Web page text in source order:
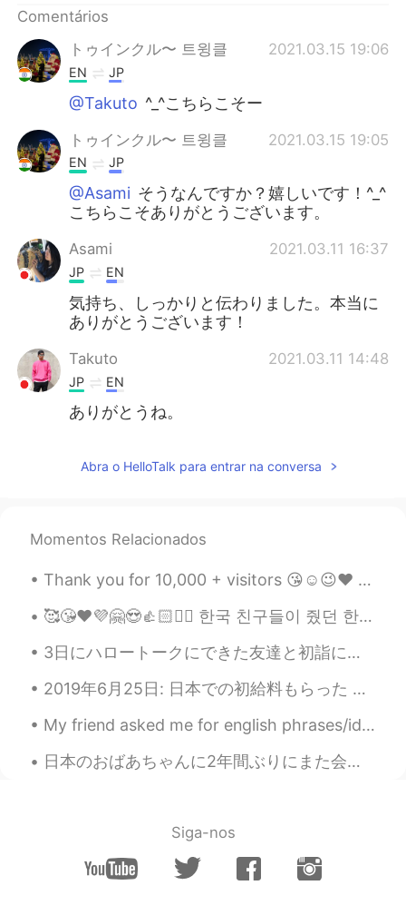
Comentários
トゥインクル〜 트윙클
2021.03.15 19:06
EN JP
@Takuto ^_^こちらこそー
トゥインクル〜 트윙클 2021.03.15 19:05
EN JP
@Asami そうなんですか？嬉しいです！^_^
こちらこそありがとうございます。
Asami 2021.03.11 16:37
JP EN
気持ち、しっかりと伝わりました。本当に
ありがとうございます！
Takuto 2021.03.11 14:48
JP EN
ありがとうね。
Abra o HelloTalk para entrar na conversa
Momentos Relacionados
Thank you for 10,000 + visitors 😘☺️😉❤️ Within 2months 🎂🍫🍜🍣🥓🍔 If someone gets in the way of ...
🥰😘❤️💜🤗😍👍🏻✌🏻 한국 친구들이 줬던 한국 친구들을 만나서 너무 고마워요 내일은 내 b 날입니다. 그들은 뭔가를 계획하고 있지만 올해 생일을 축하 할 수 없습니다. s...
3日にハロートークにできた友達と初詣に行った！☺ 日本に来てから、ずっと暖かい甘酒飲みたかったので、飲むことができて嬉しい😍 彼女と会うのが3回目だったけど、もう数年の友達だなって感じで緊張し...
2019年6月25日: 日本での初給料もらった 笑笑 （やっと 笑) もう買い物もしちゃった😚 職場の人達がすごく優しくて面白いので、毎日楽しんでいる。（もちろん仕事しながら 笑笑) 上司も...
My friend asked me for english phrases/idioms to use in daily life, so I made this sheet for her....
日本のおばあちゃんに2年間ぶりにまた会えてすごくすごく嬉しい❤️❤️❤️ 手作りのご馳走がとても美味しかった！😍 ご飯終わってから、お茶飲みながら夜までたくさんお話したり、写真撮ったり、色々な綺...
Siga-nos